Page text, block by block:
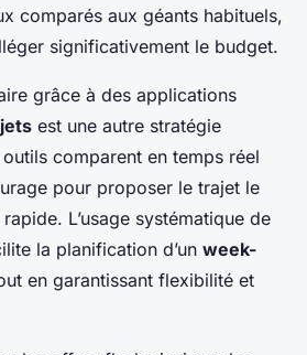
comparés aux géants habituels,
significativement le budget.
grâce à des applications
est une autre stratégie
comparent en temps réel
pour proposer le trajet le
L’usage systématique de
la planification d’un week-
en garantissant flexibilité et